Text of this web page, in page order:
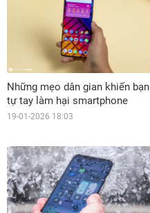
Những mẹo dân gian khiến bạn
tự tay làm hại smartphone
19-01-2026 18:03